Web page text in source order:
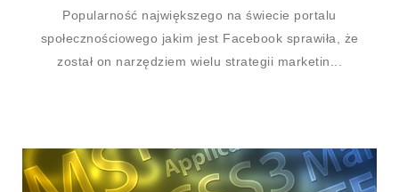
Popularność największego na świecie portalu
społecznościowego jakim jest Facebook sprawiła, że
został on narzędziem wielu strategii marketin...